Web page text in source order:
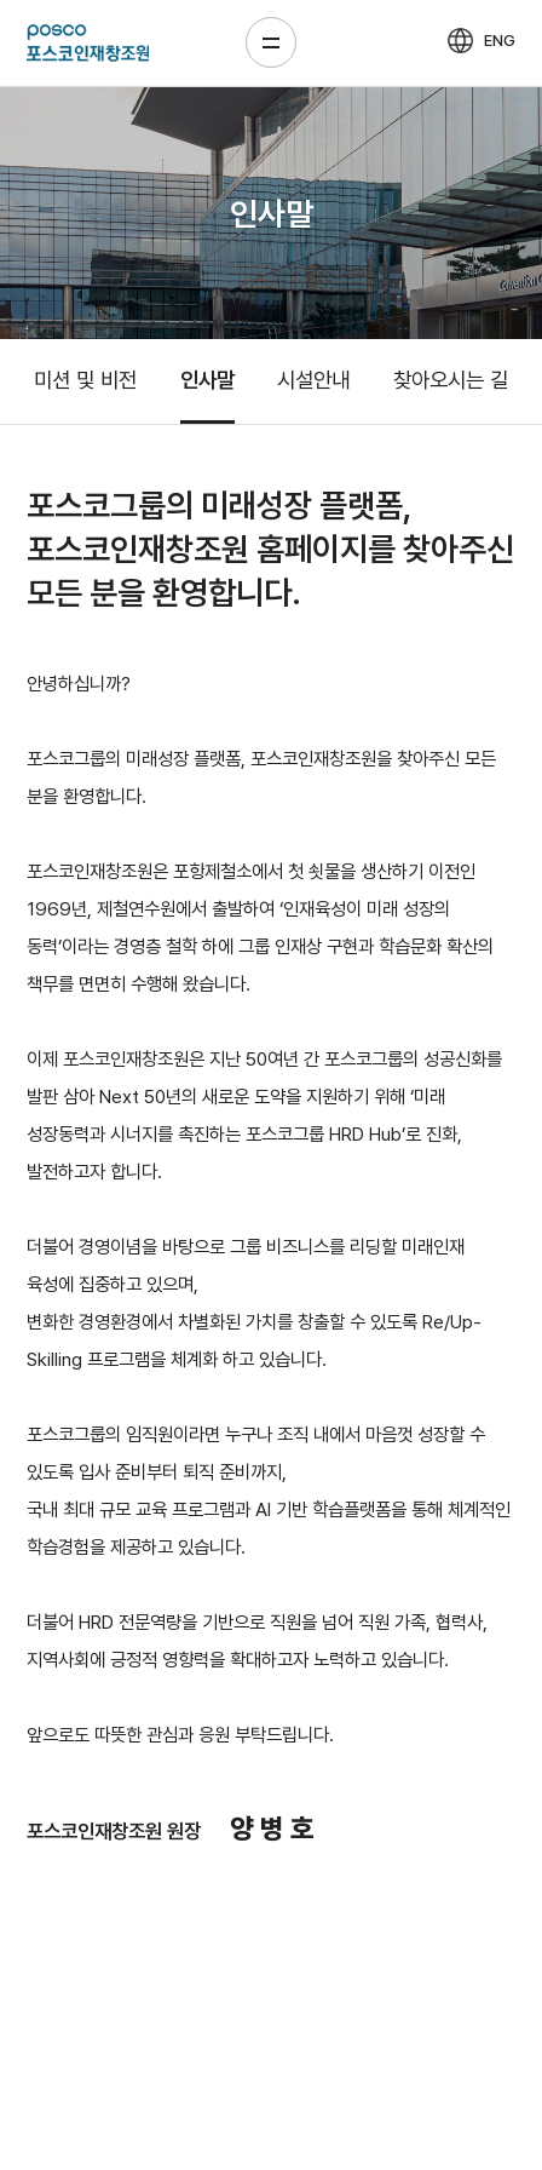
ENG
인사말
미션 및 비전 인사말 시설안내 찾아오시는 길
포스코그룹의 미래성장 플랫폼,
포스코인재창조원 홈페이지를 찾아주신
모든 분을 환영합니다.
안녕하십니까?
포스코그룹의 미래성장 플랫폼, 포스코인재창조원을 찾아주신 모든
분을 환영합니다.
포스코인재창조원은 포항제철소에서 첫 쇳물을 생산하기 이전인
1969년, 제철연수원에서 출발하여 ‘인재육성이 미래 성장의
동력’이라는 경영층 철학 하에 그룹 인재상 구현과 학습문화 확산의
책무를 면면히 수행해 왔습니다.
이제 포스코인재창조원은 지난 50여년 간 포스코그룹의 성공신화를
발판 삼아 Next 50년의 새로운 도약을 지원하기 위해 ‘미래
성장동력과 시너지를 촉진하는 포스코그룹 HRD Hub’로 진화,
발전하고자 합니다.
더불어 경영이념을 바탕으로 그룹 비즈니스를 리딩할 미래인재
육성에 집중하고 있으며,
변화한 경영환경에서 차별화된 가치를 창출할 수 있도록 Re/Up-
Skilling 프로그램을 체계화 하고 있습니다.
포스코그룹의 임직원이라면 누구나 조직 내에서 마음껏 성장할 수
있도록 입사 준비부터 퇴직 준비까지,
국내 최대 규모 교육 프로그램과 AI 기반 학습플랫폼을 통해 체계적인
학습경험을 제공하고 있습니다.
더불어 HRD 전문역량을 기반으로 직원을 넘어 직원 가족, 협력사,
지역사회에 긍정적 영향력을 확대하고자 노력하고 있습니다.
앞으로도 따뜻한 관심과 응원 부탁드립니다.
포스코인재창조원 원장 양 병 호